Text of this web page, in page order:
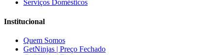
Serviços Domésticos
Institucional
Quem Somos
GetNinjas | Preço Fechado